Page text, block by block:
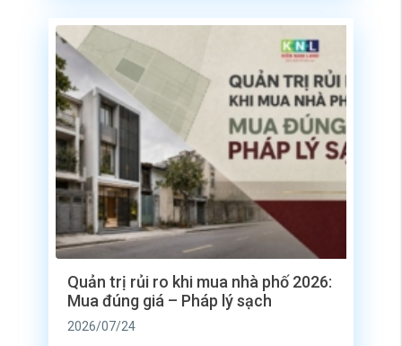
Quản trị rủi ro khi mua nhà phố 2026:
Mua đúng giá – Pháp lý sạch
2026/07/24